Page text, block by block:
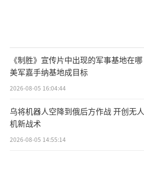
《制胜》宣传片中出现的军事基地在哪
美军嘉手纳基地成目标
2026-08-05 16:04:44
乌将机器人空降到俄后方作战 开创无人
机新战术
2026-08-05 14:55:14